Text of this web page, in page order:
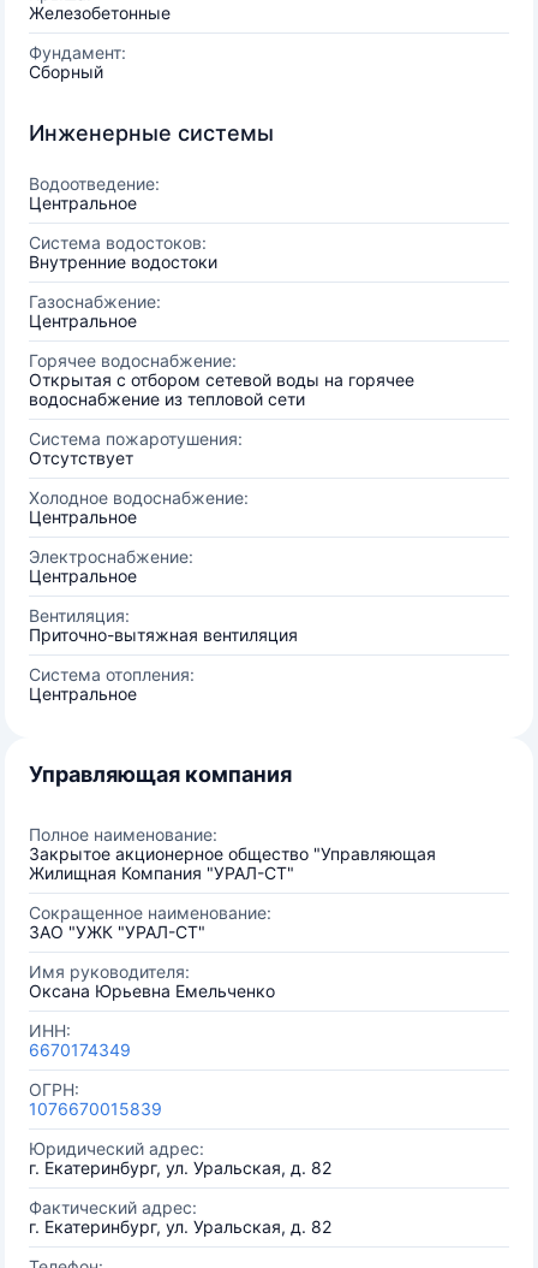
Железобетонные
Фундамент:
Сборный
Инженерные системы
Водоотведение:
Центральное
Система водостоков:
Внутренние водостоки
Газоснабжение:
Центральное
Горячее водоснабжение:
Открытая с отбором сетевой воды на горячее
водоснабжение из тепловой сети
Система пожаротушения:
Отсутствует
Холодное водоснабжение:
Центральное
Электроснабжение:
Центральное
Вентиляция:
Приточно-вытяжная вентиляция
Система отопления:
Центральное
Управляющая компания
Полное наименование:
Закрытое акционерное общество "Управляющая
Жилищная Компания "УРАЛ-СТ"
Сокращенное наименование:
ЗАО "УЖК "УРАЛ-СТ"
Имя руководителя:
Оксана Юрьевна Емельченко
ИНН:
6670174349
ОГРН:
1076670015839
Юридический адрес:
г. Екатеринбург, ул. Уральская, д. 82
Фактический адрес:
г. Екатеринбург, ул. Уральская, д. 82